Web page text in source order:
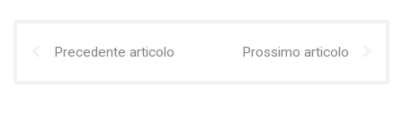
Precedente articolo Prossimo articolo